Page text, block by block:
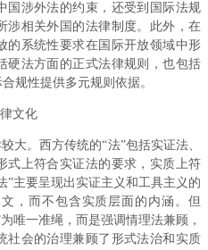
国涉外法的约束，还受到国际法规
涉相关外国的法律制度。此外，在
的系统性要求在国际开放领域中形
硬法方面的正式法律规则，也包括
规性提供多元规则依据。
文化
大。西方传统的“法”包括实证法、
式上符合实证法的要求，实质上符
”主要呈现出实证主义和工具主义的
，而不包含实质层面的内涵。但
唯一准绳，而是强调情理法兼顾，
社会的治理兼顾了形式法治和实质